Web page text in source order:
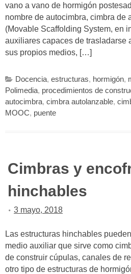
vano a vano de hormigón
nombre de autocimbra, cimbra de
(Movable Scaffolding System, en
auxiliares capaces de trasladarse
sus propios medios, […]
Docencia, estructuras, hormigón,
Polimedia, procedimientos de
autocimbra, cimbra autolanzable,
MOOC, puente
Cimbras y
hinchables
3 mayo, 2018
Las estructuras hinchables
medio auxiliar que sirve como
de construir cúpulas, canales de
otro tipo de estructuras de